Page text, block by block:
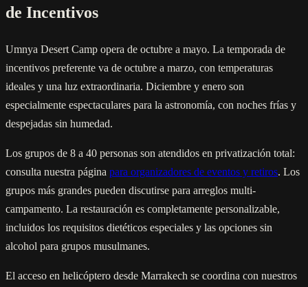
de Incentivos
Umnya Desert Camp opera de octubre a mayo. La temporada de
incentivos preferente va de octubre a marzo, con temperaturas
ideales y una luz extraordinaria. Diciembre y enero son
especialmente espectaculares para la astronomía, con noches frías y
despejadas sin humedad.
Los grupos de 8 a 40 personas son atendidos en privatización total:
consulta nuestra página para organizadores de eventos y retiros. Los
grupos más grandes pueden discutirse para arreglos multi-
campamento. La restauración es completamente personalizable,
incluidos los requisitos dietéticos especiales y las opciones sin
alcohol para grupos musulmanes.
El acceso en helicóptero desde Marrakech se coordina con nuestros